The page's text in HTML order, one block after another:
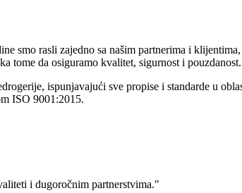
smo rasli zajedno sa našim partnerima i
tome da osiguramo kvalitet, sigurnost i pouzdanost.
ispunjavajući sve propise i standarde u
ISO 9001:2015.
i dugoročnim partnerstvima."